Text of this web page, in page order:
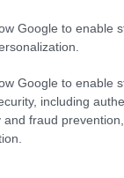
Google to enable
Google to enable
including
and fraud